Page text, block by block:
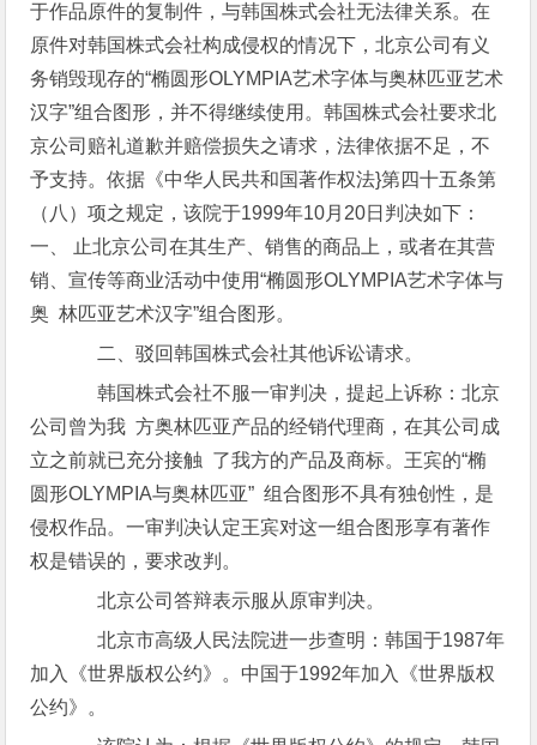
于作品原件的复制件，与韩国株式会社无法律关系。在
原件对韩国株式会社构成侵权的情况下，北京公司有义
务销毁现存的“椭圆形OLYMPIA艺术字体与奥林匹亚艺术
汉字”组合图形，并不得继续使用。韩国株式会社要求北
京公司赔礼道歉并赔偿损失之请求，法律依据不足，不
予支持。依据《中华人民共和国著作权法}第四十五条第
（八）项之规定，该院于1999年10月20日判决如下：
一、 止北京公司在其生产、销售的商品上，或者在其营
销、宣传等商业活动中使用“椭圆形OLYMPIA艺术字体与
奥 林匹亚艺术汉字”组合图形。
二、驳回韩国株式会社其他诉讼请求。
韩国株式会社不服一审判决，提起上诉称：北京
公司曾为我 方奥林匹亚产品的经销代理商，在其公司成
立之前就已充分接触 了我方的产品及商标。王宾的“椭
圆形OLYMPIA与奥林匹亚” 组合图形不具有独创性，是
侵权作品。一审判决认定王宾对这一组合图形享有著作
权是错误的，要求改判。
北京公司答辩表示服从原审判决。
北京市高级人民法院进一步查明：韩国于1987年
加入《世界版权公约》。中国于1992年加入《世界版权
公约》。